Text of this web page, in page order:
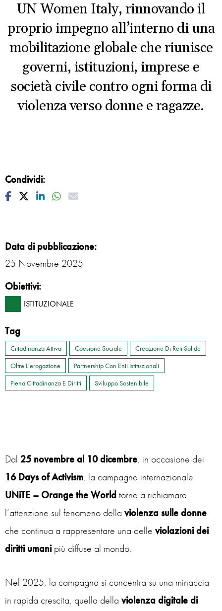
UN Women Italy, rinnovando il
proprio impegno all’interno di una
mobilitazione globale che riunisce
governi, istituzioni, imprese e
società civile contro ogni forma di
violenza verso donne e ragazze.
Condividi:
Facebook
TwitterLinkedinWhatsapp
Mail
Data di pubblicazione:
25 Novembre 2025
Obiettivi:
ISTITUZIONALE
Tag
Cittadinanza Attiva Coesione Sociale
Creazione Di Reti Solide
Oltre L'erogazione
Partnership Con Enti Istituzionali
Piena Cittadinanza E Diritti
Sviluppo Sostenibile
Dal 25 novembre al 10 dicembre, in occasione dei
16 Days of Activism, la campagna internazionale
UNiTE – Orange the Worldtorna a richiamare
l’attenzione sul fenomeno della violenza sulle donne
che continua a rappresentare una delle violazioni dei
diritti umanipiù diffuse al mondo.
Nel 2025, la campagna si concentra su una minaccia
in rapida crescita, quella della violenza digitale di